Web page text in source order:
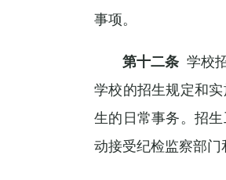
事项。
第十二条 学校
学校的招生规定和
生的日常事务。招
动接受纪检监察部